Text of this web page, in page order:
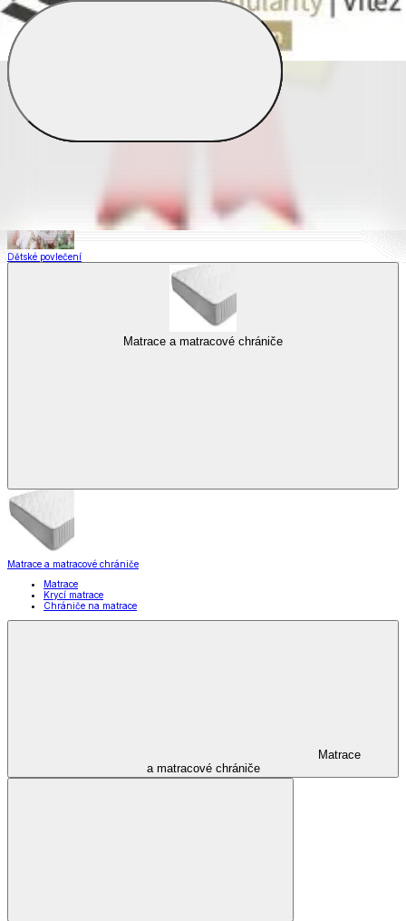
Saténové povlečení
Povlečení s fototiskem
Dětské povlečení
Matrace a matracové chrániče
Matrace a matracové chrániče
Matrace
Krycí matrace
Chrániče na matrace
Matrace
a matracové chrániče